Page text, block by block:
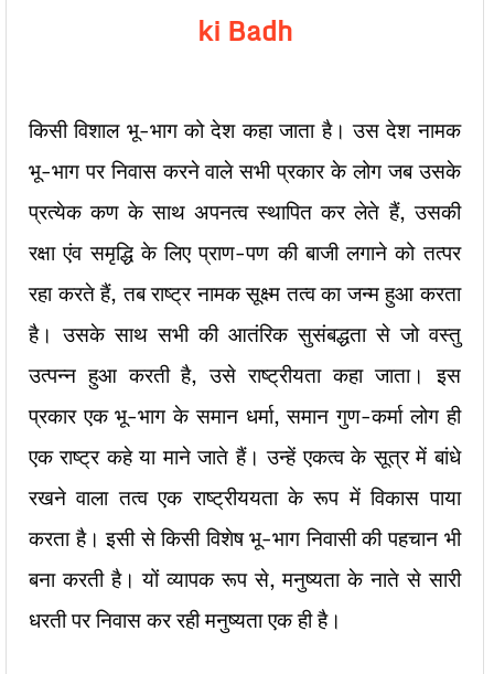
ki Badh
किसी विशाल भू-भाग को देश कहा जाता है। उस देश नामक
भू-भाग पर निवास करने वाले सभी प्रकार के लोग जब उसके
प्रत्येक कण के साथ अपनत्व स्थापित कर लेते हैं, उसकी
रक्षा एंव समृद्धि के लिए प्राण-पण की बाजी लगाने को तत्पर
रहा करते हैं, तब राष्ट्र नामक सूक्ष्म तत्व का जन्म हुआ करता
है। उसके साथ सभी की आतंरिक सुसंबद्धता से जो वस्तु
उत्पन्न हुआ करती है, उसे राष्ट्रीयता कहा जाता। इस
प्रकार एक भू-भाग के समान धर्मा, समान गुण-कर्मा लोग ही
एक राष्ट्र कहे या माने जाते हैं। उन्हें एकत्व के सूत्र में बांधे
रखने वाला तत्व एक राष्ट्रीययता के रूप में विकास पाया
करता है। इसी से किसी विशेष भू-भाग निवासी की पहचान भी
बना करती है। यों व्यापक रूप से, मनुष्यता के नाते से सारी
धरती पर निवास कर रही मनुष्यता एक ही है।